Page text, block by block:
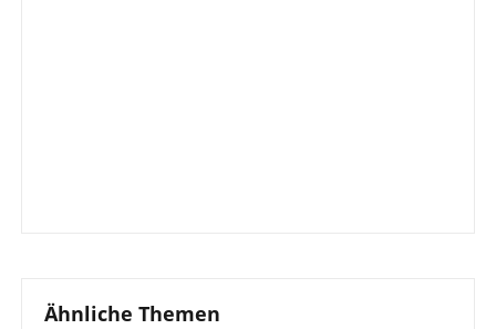
Ähnliche Themen